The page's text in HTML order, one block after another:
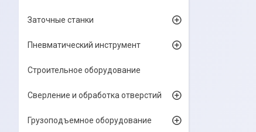
Заточные станки
Пневматический инструмент
Строительное оборудование
Сверление и обработка отверстий
Грузоподъемное оборудование